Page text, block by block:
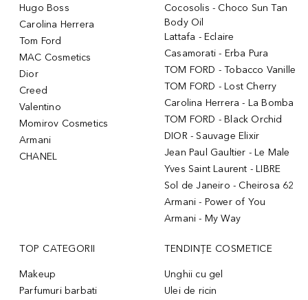
Hugo Boss
Carolina Herrera
Tom Ford
MAC Cosmetics
Dior
Creed
Valentino
Momirov Cosmetics
Armani
CHANEL
Cocosolis - Choco Sun Tan
Body Oil
Lattafa - Eclaire
Casamorati - Erba Pura
TOM FORD - Tobacco Vanille
TOM FORD - Lost Cherry
Carolina Herrera - La Bomba
TOM FORD - Black Orchid
DIOR - Sauvage Elixir
Jean Paul Gaultier - Le Male
Yves Saint Laurent - LIBRE
Sol de Janeiro - Cheirosa 62
Armani - Power of You
Armani - My Way
TOP CATEGORII
Makeup
Parfumuri barbati
TENDINȚE COSMETICE
Unghii cu gel
Ulei de ricin